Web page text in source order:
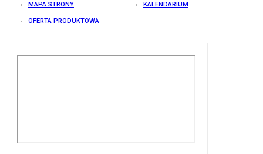
MAPA STRONY KALENDARIUM
OFERTA PRODUKTOWA